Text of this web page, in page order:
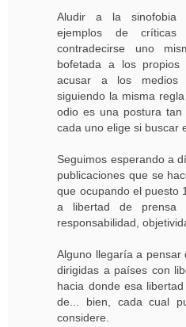
Aludir a la sinofobia
ejemplos de
contradecirse uno
bofetada a los propios
acusar a los medios
siguiendo la misma
odio es una postura tan
cada uno elige si buscar
Seguimos esperando a
publicaciones que se
que ocupando el puesto
a libertad de prensa
responsabilidad,
Alguno llegaría a pensar
dirigidas a países con
hacia donde esa
de... bien, cada cual
considere.